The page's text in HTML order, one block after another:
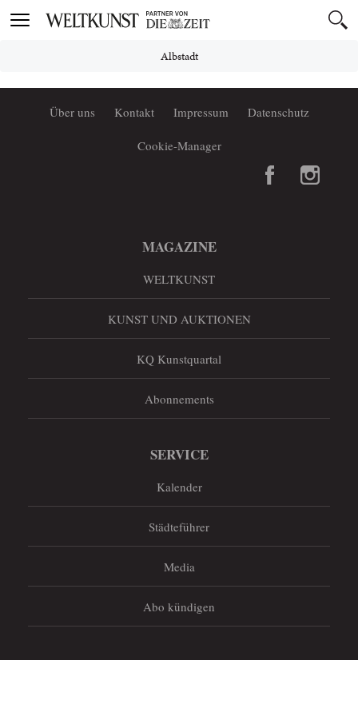
Toggle
Albstadt
Über uns Kontakt Impressum Datenschutz
Cookie-Manager
MAGAZINE
WELTKUNST
KUNST UND AUKTIONEN
KQ Kunstquartal
Abonnements
SERVICE
Kalender
Städteführer
Media
Abo kündigen